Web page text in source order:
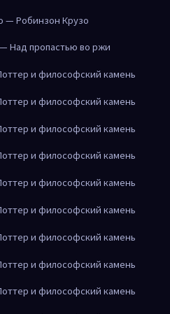
— Робинзон Крузо
Над пропастью во ржи
и философский камень
и философский камень
и философский камень
и философский камень
и философский камень
и философский камень
и философский камень
и философский камень
и философский камень